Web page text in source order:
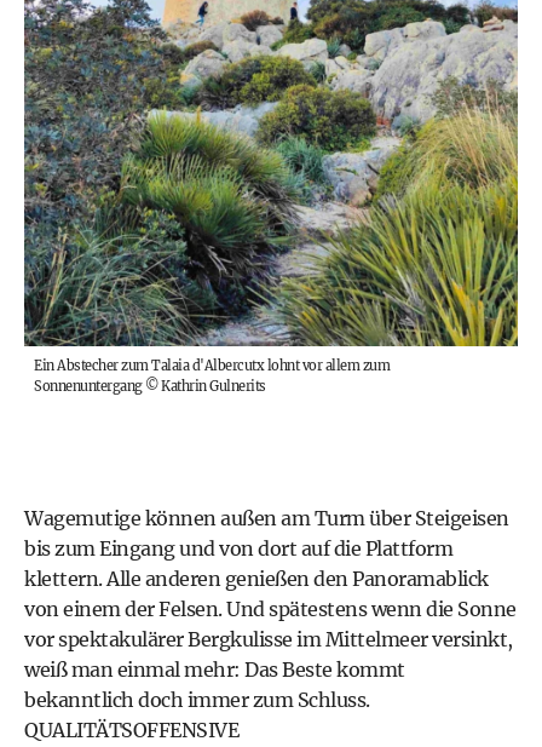
Ein Abstecher zum Talaia d'Albercutx lohnt vor allem zum
Sonnenuntergang©Kathrin Gulnerits
Wagemutige können außen am Turm über Steigeisen
bis zum Eingang und von dort auf die Plattform
klettern. Alle anderen genießen den Panoramablick
von einem der Felsen. Und spätestens wenn die Sonne
vor spektakulärer Bergkulisse im Mittelmeer versinkt,
weiß man einmal mehr: Das Beste kommt
bekanntlich doch immer zum Schluss.
QUALITÄTSOFFENSIVE